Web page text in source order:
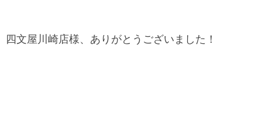
四文屋川崎店様、ありがとうございました！